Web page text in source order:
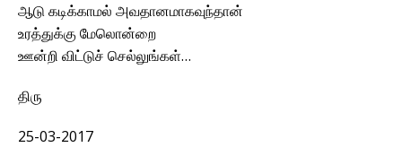
ஆடு கடிக்காமல் அவதானமாகவுந்தான்
உரத்துக்கு மேலொன்றை
ஊன்றி விட்டுச் செல்லுங்கள்…
திரு
25-03-2017